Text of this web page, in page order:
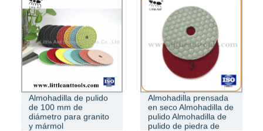
Almohadilla de pulido
de 100 mm de
diámetro para granito
y mármol
Almohadilla prensada
en seco Almohadilla de
pulido Almohadilla de
pulido de piedra de